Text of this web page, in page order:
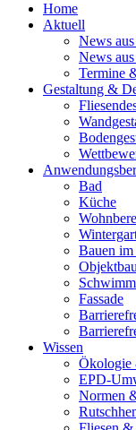
Home
Aktuell
News
News
Termine
Gestaltung &
Bad
Küche
Bauen im
Objektbau
Fassade
Wissen
Ökologie
EPD-
Normen